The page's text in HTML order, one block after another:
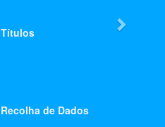
Títulos
Recolha de Dados